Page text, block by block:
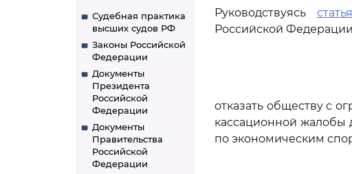
Судебная практика
высших судов РФ
Законы Российской
Федерации
Документы
Президента
Российской
Федерации
Документы
Правительства
Российской
Федерации
Руководствуясь
Российской
отказать обществу с
кассационной жалобы
по экономическим